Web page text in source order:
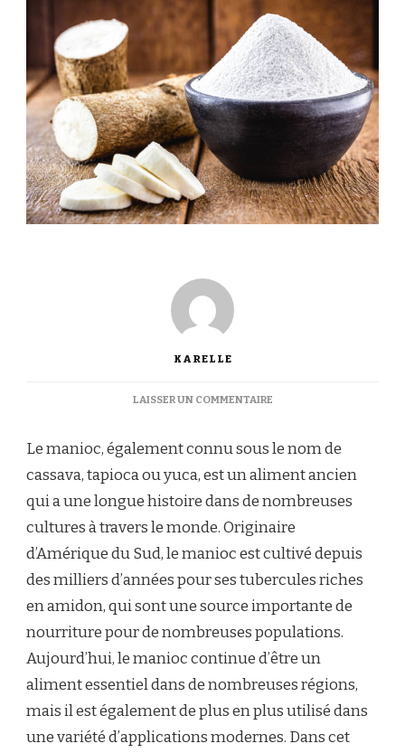
KARELLE
LAISSER UN COMMENTAIRESUR
UN
ALIMENT
AUX
APPLICATIONS
MODERNES
Le manioc, également connu sous le nom de
cassava, tapioca ou yuca, est un aliment ancien
qui a une longue histoire dans de nombreuses
cultures à travers le monde. Originaire
d’Amérique du Sud, le manioc est cultivé depuis
des milliers d’années pour ses tubercules riches
en amidon, qui sont une source importante de
nourriture pour de nombreuses populations.
Aujourd’hui, le manioc continue d’être un
aliment essentiel dans de nombreuses régions,
mais il est également de plus en plus utilisé dans
une variété d’applications modernes. Dans cet